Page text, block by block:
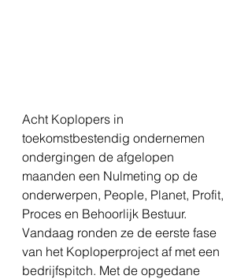
Acht Koplopers in
toekomstbestendig ondernemen
ondergingen de afgelopen
maanden een Nulmeting op de
onderwerpen, People, Planet, Profit,
Proces en Behoorlijk Bestuur.
Vandaag ronden ze de eerste fase
van het Koploperproject af met een
bedrijfspitch. Met de opgedane